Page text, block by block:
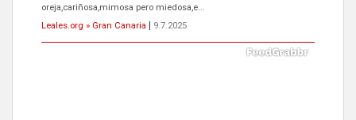
oreja,cariñosa,mimosa pero miedosa,e...
Leales.org » Gran Canaria
9.7.2025